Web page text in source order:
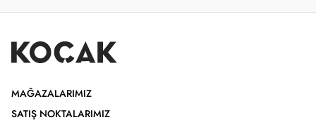
MAĞAZALARIMIZ
SATIŞ NOKTALARIMIZ